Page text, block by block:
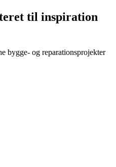
til inspiration
bygge- og reparationsprojekter